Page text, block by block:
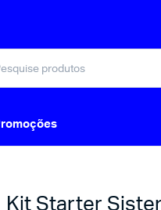
Kit Starter